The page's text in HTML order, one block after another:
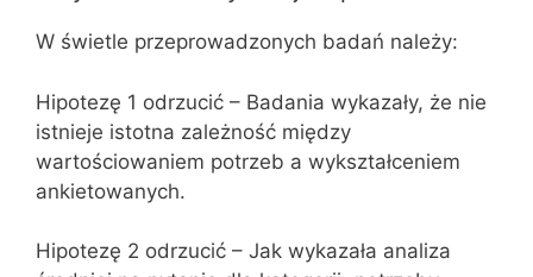
W świetle przeprowadzonych badań należy:
Hipotezę 1 odrzucić – Badania wykazały, że nie
istnieje istotna zależność między
wartościowaniem potrzeb a wykształceniem
ankietowanych.
Hipotezę 2 odrzucić – Jak wykazała analiza